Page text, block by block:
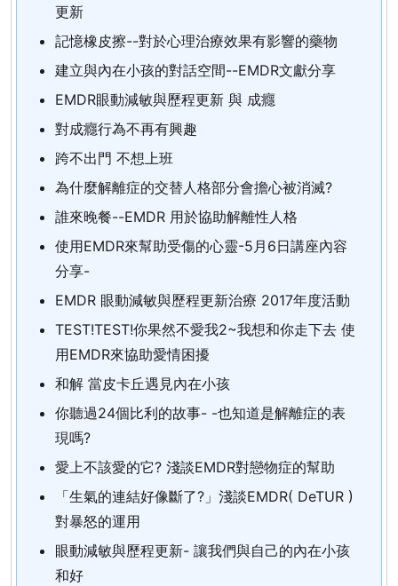
更新
記憶橡皮擦--對於心理治療效果有影響的藥物
建立與內在小孩的對話空間--EMDR文獻分享
EMDR眼動減敏與歷程更新 與 成癮
對成癮行為不再有興趣
跨不出門 不想上班
為什麼解離症的交替人格部分會擔心被消滅?
誰來晚餐--EMDR 用於協助解離性人格
使用EMDR來幫助受傷的心靈-5月6日講座內容
分享-
EMDR 眼動減敏與歷程更新治療 2017年度活動
TEST!TEST!你果然不愛我2~我想和你走下去 使
用EMDR來協助愛情困擾
和解 當皮卡丘遇見內在小孩
你聽過24個比利的故事- -也知道是解離症的表
現嗎?
愛上不該愛的它? 淺談EMDR對戀物症的幫助
「生氣的連結好像斷了?」淺談EMDR( DeTUR )
對暴怒的運用
眼動減敏與歷程更新- 讓我們與自己的內在小孩
和好